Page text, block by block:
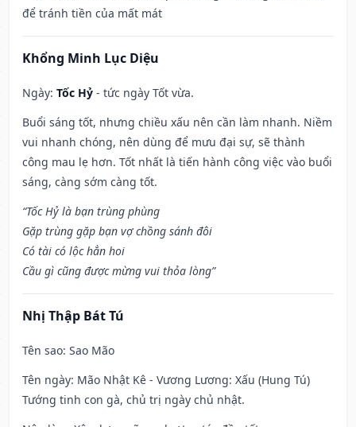
để tránh tiền của mất mát
Khổng Minh Lục Diệu
Ngày: Tốc Hỷ - tức ngày Tốt vừa.
Buổi sáng tốt, nhưng chiều xấu nên cần làm nhanh. Niềm
vui nhanh chóng, nên dùng để mưu đại sự, sẽ thành
công mau lẹ hơn. Tốt nhất là tiến hành công việc vào buổi
sáng, càng sớm càng tốt.
“Tốc Hỷ là bạn trùng phùng
Gặp trùng gặp bạn vợ chồng sánh đôi
Có tài có lộc hẳn hoi
Cầu gì cũng được mừng vui thỏa lòng”
Nhị Thập Bát Tú
Tên sao: Sao Mão
Tên ngày: Mão Nhật Kê - Vương Lương: Xấu (Hung Tú)
Tướng tinh con gà, chủ trị ngày chủ nhật.